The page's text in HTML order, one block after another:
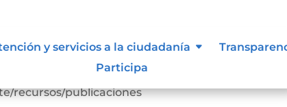
y servicios a la ciudadanía
Participa
recursos/publicaciones